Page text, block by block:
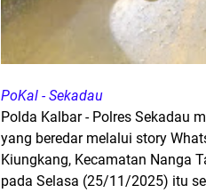
PoKal - Sekadau
Polda Kalbar - Polres Sekadau
yang beredar melalui story
Kiungkang, Kecamatan Nanga
pada Selasa (25/11/2025) itu